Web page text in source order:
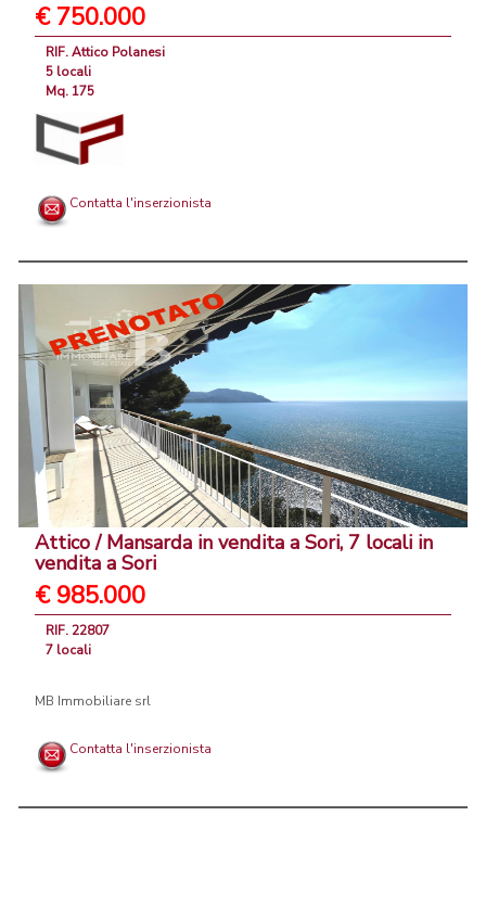
€ 750.000
RIF. Attico Polanesi
5 locali
Mq. 175
Contatta l'inserzionista
Attico / Mansarda in vendita a Sori, 7 locali in
vendita a Sori
€ 985.000
RIF. 22807
7 locali
MB Immobiliare srl
Contatta l'inserzionista